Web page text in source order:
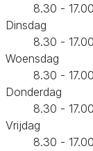
8.30 - 17.00
Dinsdag
8.30 - 17.00
Woensdag
8.30 - 17.00
Donderdag
8.30 - 17.00
Vrijdag
8.30 - 17.00